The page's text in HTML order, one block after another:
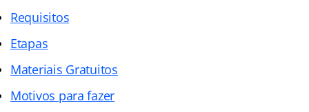
Requisitos
Etapas
Materiais Gratuitos
Motivos para fazer